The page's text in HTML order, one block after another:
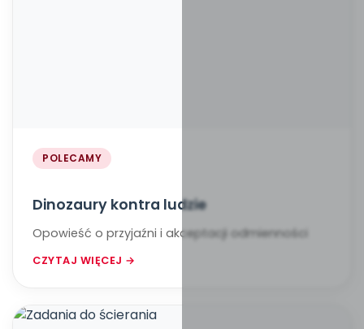
POLECAMY
Dinozaury kontra ludzie
Opowieść o przyjaźni i akceptacji odmienności
CZYTAJ WIĘCEJ →